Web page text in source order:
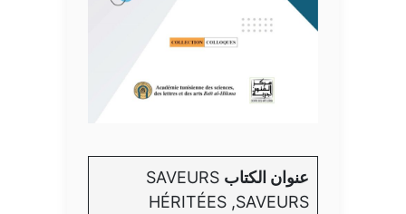
عنوان الكتاب SAVEURS
HÉRITÉES ,SAVEURS